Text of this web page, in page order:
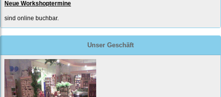
Neue Workshoptermine
sind online buchbar.
Unser Geschäft